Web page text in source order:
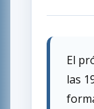
El
las